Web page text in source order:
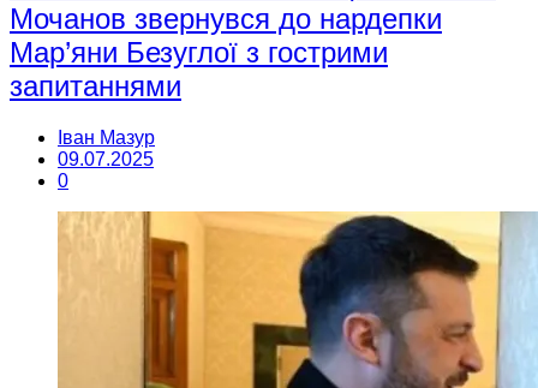
Мочанов звернувся до нардепки
Мар’яни Безуглої з гострими
запитаннями
Іван Мазур
09.07.2025
0